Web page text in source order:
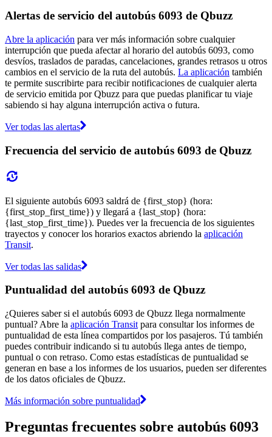
Alertas de servicio del autobús 6093 de Qbuzz
Abre la aplicación para ver más información sobre cualquier
interrupción que pueda afectar al horario del autobús 6093, como
desvíos, traslados de paradas, cancelaciones, grandes retrasos u otros
cambios en el servicio de la ruta del autobús. La aplicación también
te permite suscribirte para recibir notificaciones de cualquier alerta
de servicio emitida por Qbuzz para que puedas planificar tu viaje
sabiendo si hay alguna interrupción activa o futura.
Ver todas las alertas
Frecuencia del servicio de autobús 6093 de Qbuzz
El siguiente autobús 6093 saldrá de {first_stop} (hora:
{first_stop_first_time}) y llegará a {last_stop} (hora:
{last_stop_first_time}). Puedes ver la frecuencia de los siguientes
trayectos y conocer los horarios exactos abriendo la aplicación
Transit.
Ver todas las salidas
Puntualidad del autobús 6093 de Qbuzz
¿Quieres saber si el autobús 6093 de Qbuzz llega normalmente
puntual? Abre la aplicación Transit para consultar los informes de
puntualidad de esta línea compartidos por los pasajeros. Tú también
puedes contribuir indicando si tu autobús llega antes de tiempo,
puntual o con retraso. Como estas estadísticas de puntualidad se
generan en base a los informes de los usuarios, pueden ser diferentes
de los datos oficiales de Qbuzz.
Más información sobre puntualidad
Preguntas frecuentes sobre autobús 6093